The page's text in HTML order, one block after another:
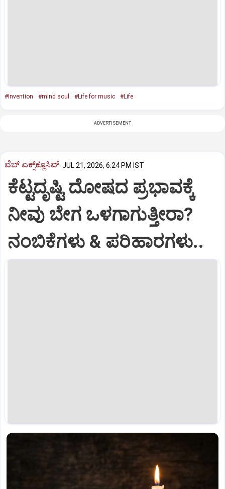
#Invention #mind soul #Life for music #Life
ADVERTISEMENT
ವೆಬ್ ಎಕ್ಸ್‌ಕ್ಲೂಸಿವ್ JUL 21, 2026, 6:24 PM IST
ಕೆಟ್ಟದೃಷ್ಟಿ ದೋಷದ ಪ್ರಭಾವಕ್ಕೆ
ನೀವು ಬೇಗ ಒಳಗಾಗುತ್ತೀರಾ?
ನಂಬಿಕೆಗಳು & ಪರಿಹಾರಗಳು..